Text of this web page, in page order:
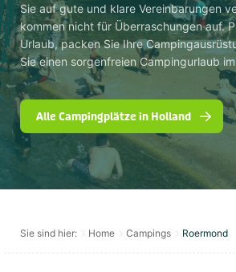
Sie auf gute und klare Vereinbarungen
kommen nicht für Überraschungen auf.
Urlaub, packen Sie Ihre
Sie einen sorgenfreien Campingurlaub
Alle Campingplätze in Holland
Sie sind hier: Home Campings Roermond